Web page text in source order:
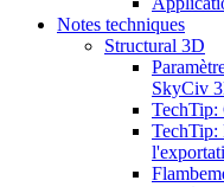
Notes techniques
Structural 3D
SkyCiv
TechTip:
TechTip: